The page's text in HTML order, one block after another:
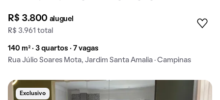
R$ 3.800 aluguel
R$ 3.961 total
140 m² · 3 quartos · 7 vagas
Rua Júlio Soares Mota, Jardim Santa Amalia · Campinas
Exclusivo